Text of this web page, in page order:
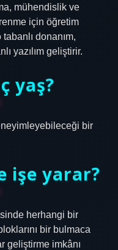
mühendislik ve
için öğretim
donanım,
yazılım geliştirir.
yaş?
bir
işe yarar?
herhangi bir
bir bulmaca
geliştirme imkânı